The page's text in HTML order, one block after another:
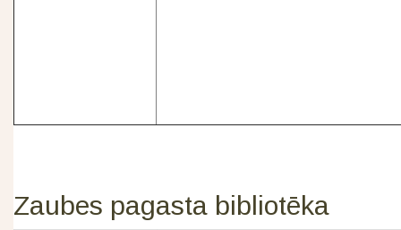
Zaubes pagasta bibliotēka